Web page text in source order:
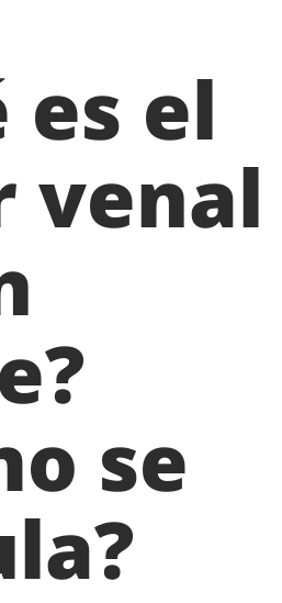
es el
venal
se